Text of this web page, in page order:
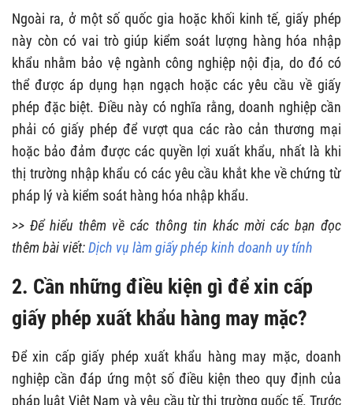
Ngoài ra, ở một số quốc gia hoặc khối kinh tế, giấy phép
này còn có vai trò giúp kiểm soát lượng hàng hóa nhập
khẩu nhằm bảo vệ ngành công nghiệp nội địa, do đó có
thể được áp dụng hạn ngạch hoặc các yêu cầu về giấy
phép đặc biệt. Điều này có nghĩa rằng, doanh nghiệp cần
phải có giấy phép để vượt qua các rào cản thương mại
hoặc bảo đảm được các quyền lợi xuất khẩu, nhất là khi
thị trường nhập khẩu có các yêu cầu khắt khe về chứng từ
pháp lý và kiểm soát hàng hóa nhập khẩu.
>> Để hiểu thêm về các thông tin khác mời các bạn đọc
thêm bài viết:Dịch vụ làm giấy phép kinh doanh uy tính
2. Cần những điều kiện gì để xin cấp
giấy phép xuất khẩu hàng may mặc?
Để xin cấp giấy phép xuất khẩu hàng may mặc, doanh
nghiệp cần đáp ứng một số điều kiện theo quy định của
pháp luật Việt Nam và yêu cầu từ thị trường quốc tế. Trước